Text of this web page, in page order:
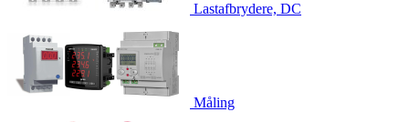
Lastafbrydere, DC
Måling